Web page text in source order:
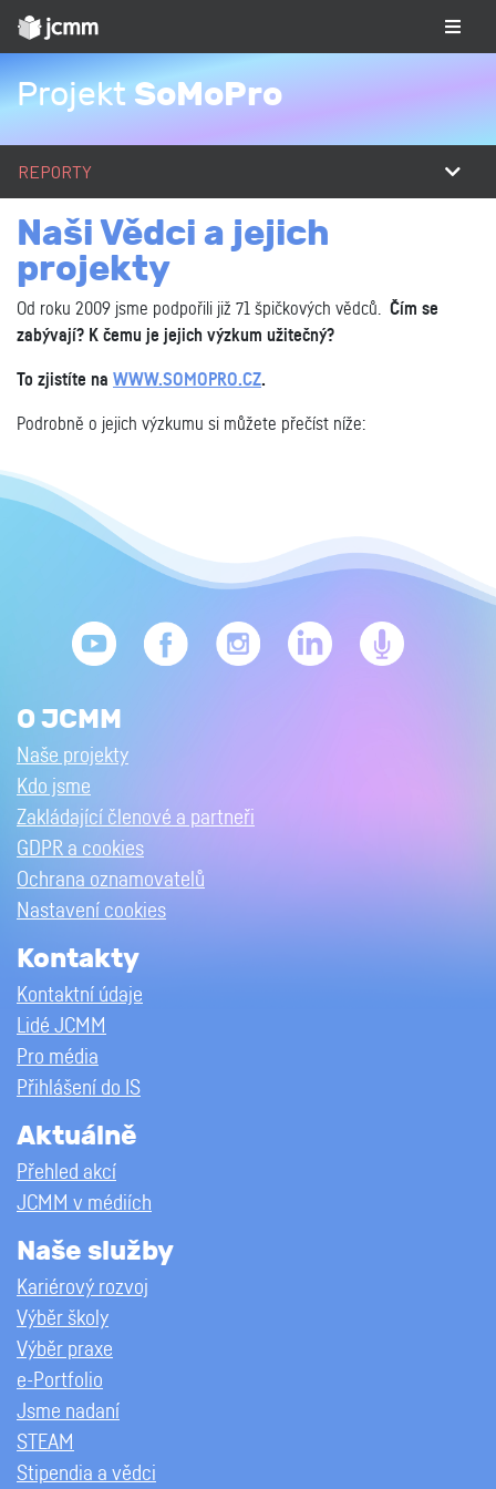
Projekt SoMoPro
REPORTY
Naši Vědci a jejich
projekty
Od roku 2009 jsme podpořili již 71 špičkových vědců. Čím se
zabývají? K čemu je jejich výzkum užitečný?
To zjistíte na WWW.SOMOPRO.CZ.
Podrobně o jejich výzkumu si můžete přečíst níže:
O JCMM
Naše projekty
Kdo jsme
Zakládající členové a partneři
GDPR a cookies
Ochrana oznamovatelů
Nastavení cookies
Kontakty
Kontaktní údaje
Lidé JCMM
Pro média
Přihlášení do IS
Aktuálně
Přehled akcí
JCMM v médiích
Naše služby
Kariérový rozvoj
Výběr školy
Výběr praxe
e-Portfolio
Jsme nadaní
STEAM
Stipendia a vědci